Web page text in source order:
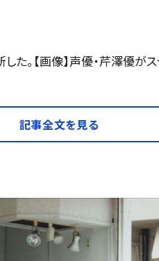
。【画像】声優・芹澤優が
記事全文を見る